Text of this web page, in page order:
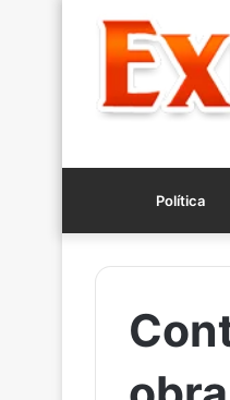
Política